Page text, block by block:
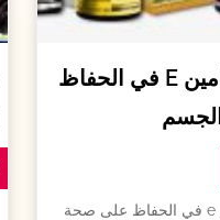
أهمية الفيتامين E في الحفاظ
اهمية الفيتامين e في الحفاظ على صحة